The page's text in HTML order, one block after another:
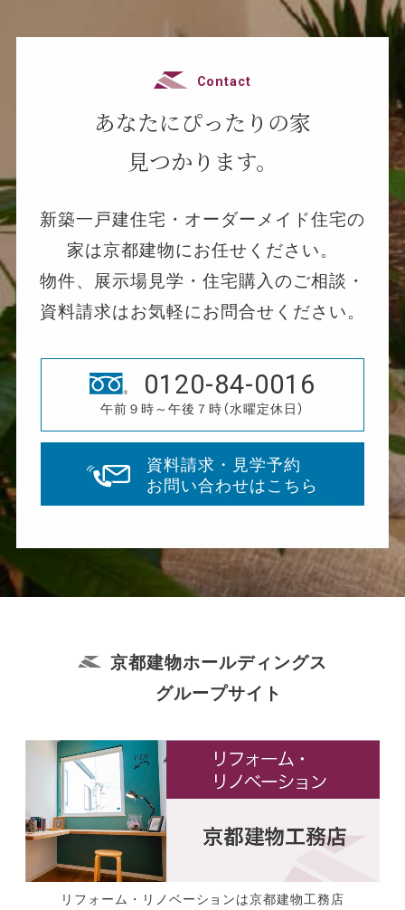
Contact
あなたにぴったりの家
見つかります。
新築一戸建住宅・オーダーメイド住宅の
家は京都建物にお任せください。
物件、展示場見学・住宅購入のご相談・
資料請求はお気軽にお問合せください。
0120-84-0016
午前９時～午後７時（水曜定休日）
資料請求・見学予約
お問い合わせはこちら
京都建物ホールディングス
グループサイト
リフォーム・リノベーションは京都建物工務店